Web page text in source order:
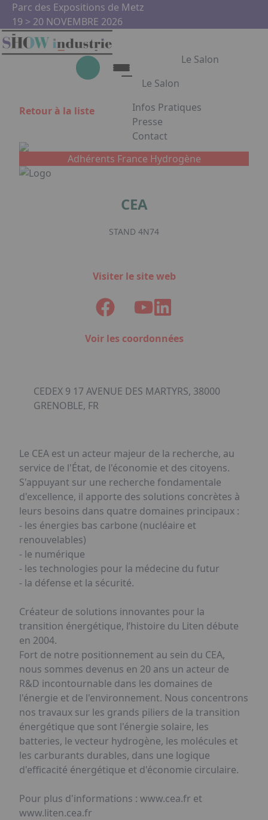
Aller au contenu principal
Parc des Expositions de Metz
19 > 20 NOVEMBRE 2026
Le Salon
Le Salon
Le Salon
Show Industrie
Partenaires
Show Industrie en images
Infos Pratiques
Presse
Contact
Appuyez sur Entrée pour
Retour à la liste
Adhérents France Hydrogène
CEA
STAND 4N74
Visiter le site web
Voir les coordonnées
CEDEX 9 17 AVENUE DES MARTYRS, 38000
GRENOBLE, FR
Le CEA est un acteur majeur de la recherche, au
service de l'État, de l'économie et des citoyens.
S'appuyant sur une recherche fondamentale
d'excellence, il apporte des solutions concrètes à
leurs besoins dans quatre domaines principaux :
- les énergies bas carbone (nucléaire et
renouvelables)
- le numérique
- les technologies pour la médecine du futur
- la défense et la sécurité.
​​Créateur de solutions innovantes pour la
transition énergétique​, l’histoire du Liten débute
en 2004.
Fort de notre positionnement au sein du CEA,
nous sommes devenus en 20 ans un acteur de
R&D incontournable dans les domaines de
l'énergie et de l'environnement. Nous concentrons
nos travaux sur les grands piliers de la transition
énergétique que sont l'énergie solaire, les
batteries, le vecteur hydrogène, les molécules et
les carburants durables, dans une logique
d'efficacité énergétique et d'économie circulaire.
Pour plus d'informations : www.cea.fr et
www.liten.cea.fr
Panneau de gestion des cookies